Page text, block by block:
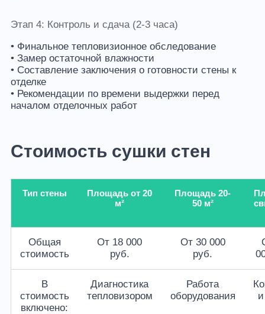
Этап 4: Контроль и сдача (2-3 часа)
• Финальное тепловизионное обследование
• Замер остаточной влажности
• Составление заключения о готовности стены к
отделке
• Рекомендации по времени выдержки перед
началом отделочных работ
Стоимость сушки стен
Тип стены
Площадь от 20
м²
Площадь 20-
50 м²
Общая
стоимость
От 18 000
руб.
От 30 000
руб.
В
стоимость
включено:
Диагностика
тепловизором
Работа
оборудования